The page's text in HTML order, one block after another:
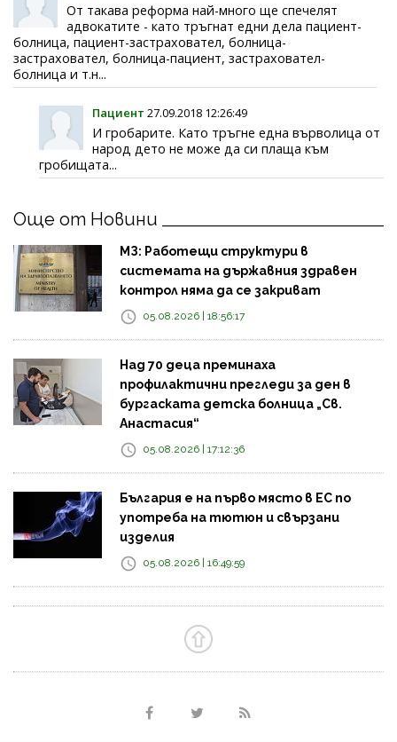
От такава реформа най-много ще спечелят
адвокатите - като тръгнат едни дела пациент-
болница, пациент-застраховател, болница-
застраховател, болница-пациент, застраховател-
болница и т.н...
Пациент 27.09.2018 12:26:49
И гробарите. Като тръгне една върволица от
народ дето не може да си плаща към
гробищата...
Още от Новини
МЗ: Работещи структури в
системата на държавния здравен
контрол няма да се закриват
05.08.2026 | 18:56:17
Над 70 деца преминаха
профилактични прегледи за ден в
бургаската детска болница „Св.
Анастасия“
05.08.2026 | 17:12:36
България е на първо място в ЕС по
употреба на тютюн и свързани
изделия
05.08.2026 | 16:49:59